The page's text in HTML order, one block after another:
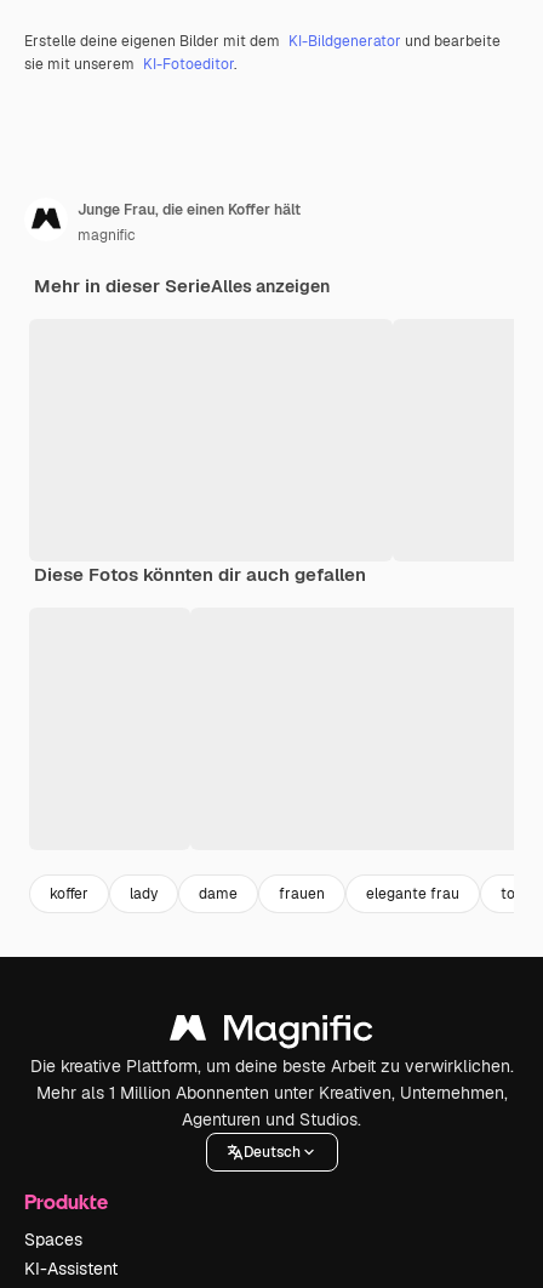
Erstelle deine eigenen Bilder mit dem KI-Bildgenerator und bearbeite
sie mit unserem KI-Fotoeditor.
Junge Frau, die einen Koffer hält
magnific
Mehr in dieser SerieAlles anzeigen
Diese Fotos könnten dir auch gefallen
koffer lady dame frauen elegante frau
Die kreative Plattform, um deine beste Arbeit zu verwirklichen.
Mehr als 1 Million Abonnenten unter Kreativen, Unternehmen,
Agenturen und Studios.
Deutsch
Produkte
Spaces
KI-Assistent